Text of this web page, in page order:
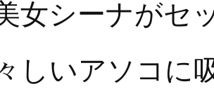
女シーナがセ
しいアソコに